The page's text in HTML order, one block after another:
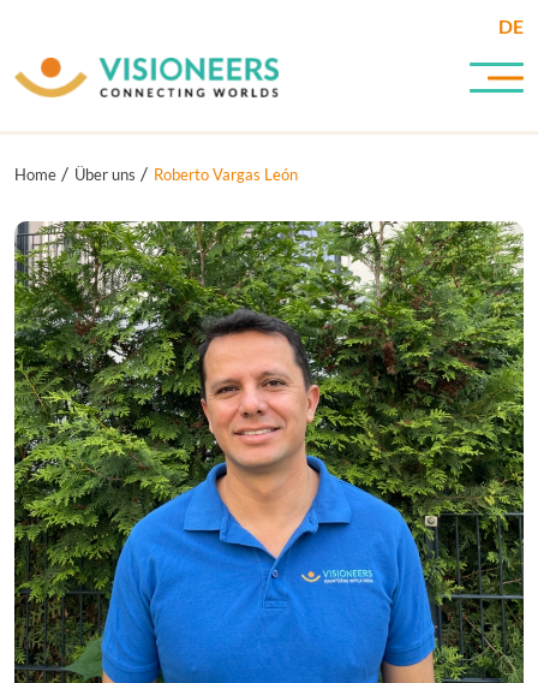
DE
Home Über uns Roberto Vargas León